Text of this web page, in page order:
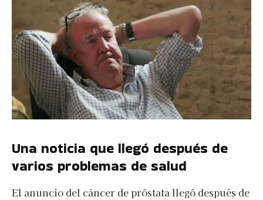
Una noticia que llegó después de
varios problemas de salud
El anuncio del cáncer de próstata llegó después de